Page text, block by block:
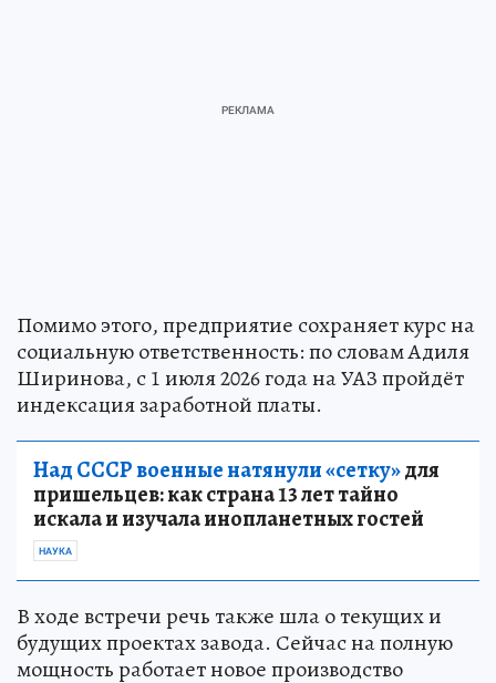
Помимо этого, предприятие сохраняет курс на
социальную ответственность: по словам Адиля
Ширинова, с 1 июля 2026 года на УАЗ пройдёт
индексация заработной платы.
Над СССР военные натянули «сетку»для
пришельцев: как страна 13 лет тайно
искала и изучала инопланетных гостей
НАУКА
В ходе встречи речь также шла о текущих и
будущих проектах завода. Сейчас на полную
мощность работает новое производство